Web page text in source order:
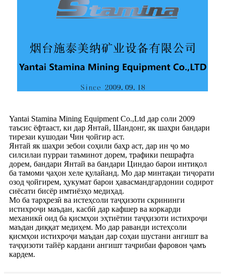
Yantai Stamina Mining Equipment Co.,Ltd дар соли 2009
таъсис ёфтааст, ки дар Янтай, Шандонг, як шаҳри бандари
тирезаи кушодаи Чин ҷойгир аст.
Янтай як шаҳри зебои соҳили баҳр аст, дар ин ҷо мо
силсилаи пурраи таъминот дорем, трафики пешрафта
дорем, бандари Янтай ва бандари Циндао барои интиқол
ба тамоми ҷаҳон хеле қулайанд. Мо дар минтақаи тиҷорати
озод ҷойгирем, ҳукумат барои ҳавасмандгардонии содирот
сиёсати бисёр имтиёзҳо медиҳад.
Мо ба тарҳрезӣ ва истеҳсоли таҷҳизоти скрининги
истихроҷи маъдан, касбӣ дар кафшер ва коркарди
механикӣ оид ба қисмҳои эҳтиётии таҷҳизоти истихроҷи
маъдан диққат медиҳем. Мо дар раванди истеҳсоли
қисмҳои истихроҷи маъдан дар соҳаи шустани ангишт ва
таҷҳизоти тайёр кардани ангишт таҷрибаи фаровон ҷамъ
кардем.